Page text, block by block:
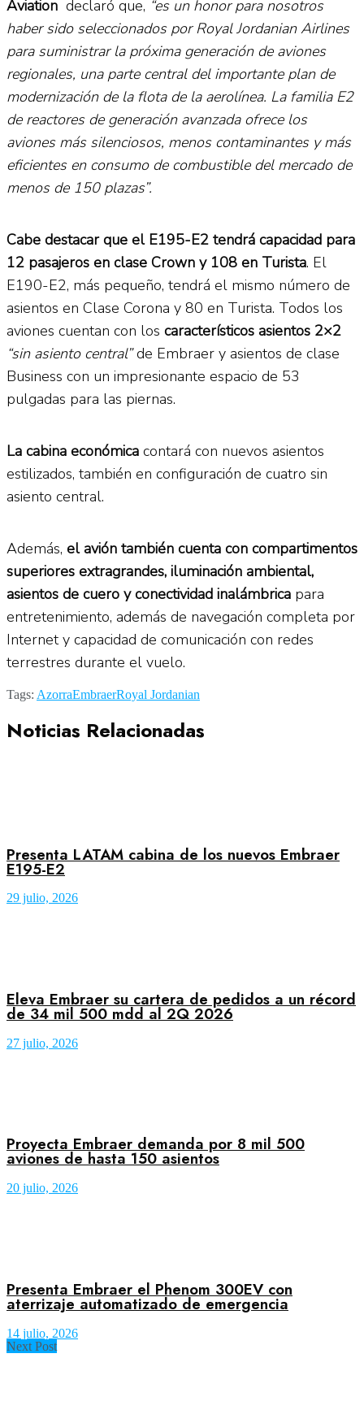
Aviation declaró que, “es un honor para nosotros
haber sido seleccionados por Royal Jordanian Airlines
para suministrar la próxima generación de aviones
regionales, una parte central del importante plan de
modernización de la flota de la aerolínea. La familia E2
de reactores de generación avanzada ofrece los
aviones más silenciosos, menos contaminantes y más
eficientes en consumo de combustible del mercado de
menos de 150 plazas”.
Cabe destacar que el E195-E2 tendrá capacidad para
12 pasajeros en clase Crown y 108 en Turista. El
E190-E2, más pequeño, tendrá el mismo número de
asientos en Clase Corona y 80 en Turista. Todos los
aviones cuentan con los característicos asientos 2×2
“sin asiento central”de Embraer y asientos de clase
Business con un impresionante espacio de 53
pulgadas para las piernas.
La cabina económica contará con nuevos asientos
estilizados, también en configuración de cuatro sin
asiento central.
Además, el avión también cuenta con compartimentos
superiores extragrandes, iluminación ambiental,
asientos de cuero y conectividad inalámbrica para
entretenimiento, además de navegación completa por
Internet y capacidad de comunicación con redes
terrestres durante el vuelo.
Tags: AzorraEmbraerRoyal Jordanian
Noticias Relacionadas
Presenta LATAM cabina de los nuevos Embraer
E195-E2
29 julio, 2026
Eleva Embraer su cartera de pedidos a un récord
de 34 mil 500 mdd al 2Q 2026
27 julio, 2026
Proyecta Embraer demanda por 8 mil 500
aviones de hasta 150 asientos
20 julio, 2026
Presenta Embraer el Phenom 300EV con
aterrizaje automatizado de emergencia
14 julio, 2026
Next Post